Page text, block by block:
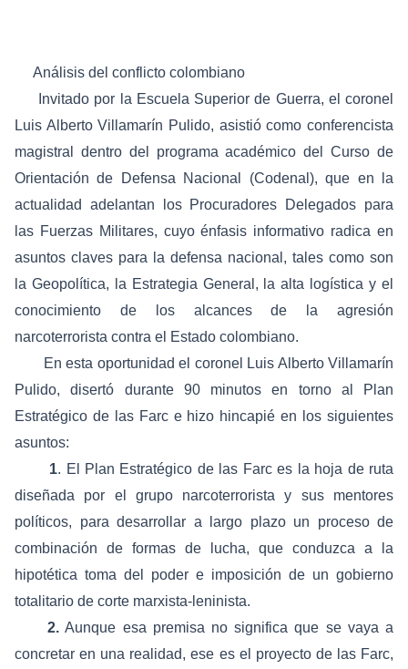
Análisis del conflicto colombiano
Invitado por la Escuela Superior de Guerra, el coronel
Luis Alberto Villamarín Pulido, asistió como conferencista
magistral dentro del programa académico del Curso de
Orientación de Defensa Nacional (Codenal), que en la
actualidad adelantan los Procuradores Delegados para
las Fuerzas Militares, cuyo énfasis informativo radica en
asuntos claves para la defensa nacional, tales como son
la Geopolítica, la Estrategia General, la alta logística y el
conocimiento de los alcances de la agresión
narcoterrorista contra el Estado colombiano.
En esta oportunidad el coronel Luis Alberto Villamarín
Pulido, disertó durante 90 minutos en torno al Plan
Estratégico de las Farc e hizo hincapié en los siguientes
asuntos:
1. El Plan Estratégico de las Farc es la hoja de ruta
diseñada por el grupo narcoterrorista y sus mentores
políticos, para desarrollar a largo plazo un proceso de
combinación de formas de lucha, que conduzca a la
hipotética toma del poder e imposición de un gobierno
totalitario de corte marxista-leninista.
2. Aunque esa premisa no significa que se vaya a
concretar en una realidad, ese es el proyecto de las Farc,